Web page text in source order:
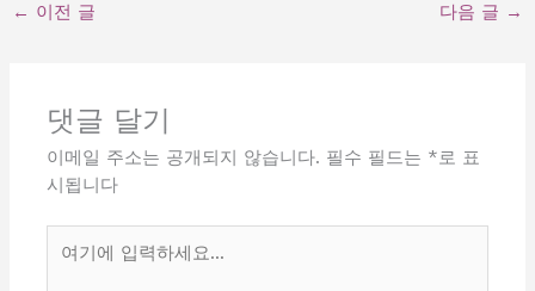
← 이전 글 다음 글 →
댓글 달기
이메일 주소는 공개되지 않습니다. 필수 필드는 *로 표
시됩니다